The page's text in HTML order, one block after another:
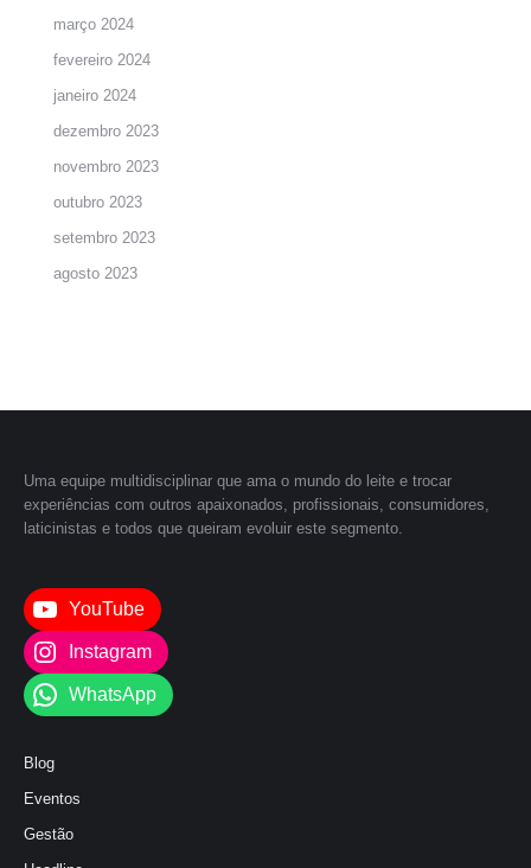
março 2024
fevereiro 2024
janeiro 2024
dezembro 2023
novembro 2023
outubro 2023
setembro 2023
agosto 2023
Uma equipe multidisciplinar que ama o mundo do leite e trocar
experiências com outros apaixonados, profissionais, consumidores,
laticinistas e todos que queiram evoluir este segmento.
YouTube
Instagram
WhatsApp
Blog
Eventos
Gestão